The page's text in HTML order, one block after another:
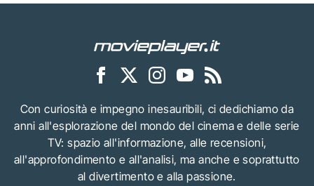
Con curiosità e impegno inesauribili, ci dedichiamo da
anni all'esplorazione del mondo del cinema e delle serie
TV: spazio all'informazione, alle recensioni,
all'approfondimento e all'analisi, ma anche e soprattutto
al divertimento e alla passione.